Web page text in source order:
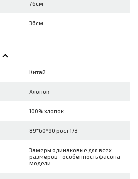
76см
36см
Китай
Хлопок
100% хлопок
89*60*90 рост 173
Замеры одинаковые для всех
размеров - особенность фасона
модели